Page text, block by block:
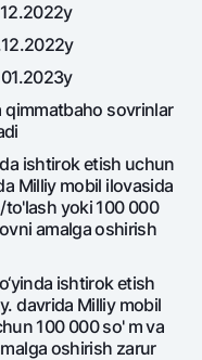
qimmatbaho sovrinlar
ishtirok etish uchun
Milliy mobil ilovasida
yoki 100 000
amalga oshirish
ishtirok etish
davrida Milliy mobil
100 000 so' m va
oshirish zarur